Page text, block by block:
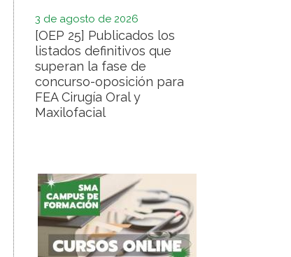
3 de agosto de 2026
[OEP 25] Publicados los
listados definitivos que
superan la fase de
concurso-oposición para
FEA Cirugía Oral y
Maxilofacial